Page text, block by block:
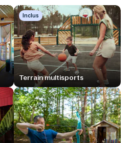
Inclus
Terrain multisports